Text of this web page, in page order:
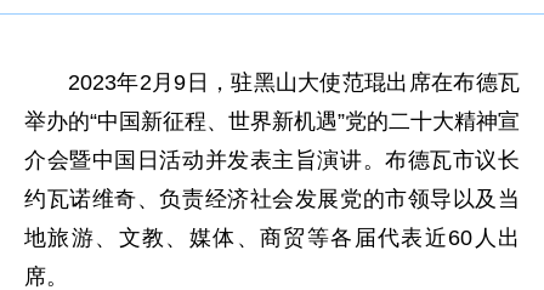
2023年2月9日，驻黑山大使范琨出席在布德瓦
举办的“中国新征程、世界新机遇”党的二十大精神宣
介会暨中国日活动并发表主旨演讲。布德瓦市议长
约瓦诺维奇、负责经济社会发展党的市领导以及当
地旅游、文教、媒体、商贸等各届代表近60人出
席。